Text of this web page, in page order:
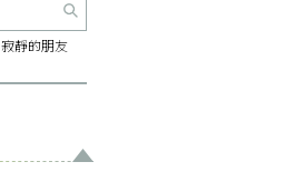
寂靜的朋友